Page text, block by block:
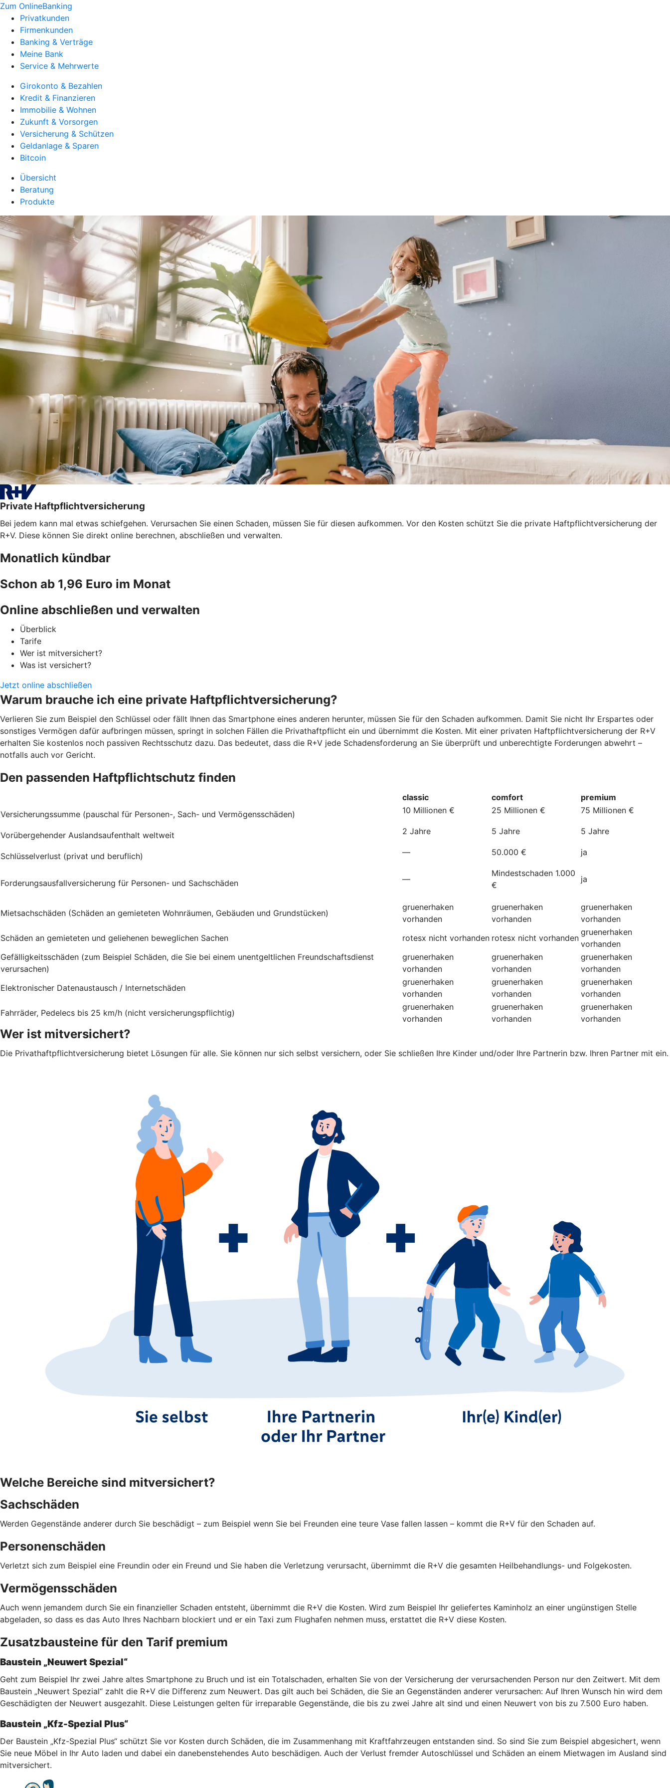
Zum OnlineBanking
Privatkunden
Firmenkunden
Banking & Verträge
Meine Bank
Service & Mehrwerte
Girokonto & Bezahlen
Kredit & Finanzieren
Immobilie & Wohnen
Zukunft & Vorsorgen
Versicherung & Schützen
Geldanlage & Sparen
Bitcoin
Übersicht
Beratung
Produkte
Private Haftpflichtversicherung
Bei jedem kann mal etwas schiefgehen. Verursachen Sie einen Schaden, müssen Sie für diesen aufkommen. Vor den Kosten schützt Sie die private Haftpflichtversicherung der
R+V. Diese können Sie direkt online berechnen, abschließen und verwalten.
Monatlich kündbar
Schon ab 1,96 Euro im Monat
Online abschließen und verwalten
Überblick
Tarife
Wer ist mitversichert?
Was ist versichert?
Jetzt online abschließen
Warum brauche ich eine private Haftpflichtversicherung?
Verlieren Sie zum Beispiel den Schlüssel oder fällt Ihnen das Smartphone eines anderen herunter, müssen Sie für den Schaden aufkommen. Damit Sie nicht Ihr Erspartes oder
sonstiges Vermögen dafür aufbringen müssen, springt in solchen Fällen die Privathaftpflicht ein und übernimmt die Kosten. Mit einer privaten Haftpflichtversicherung der R+V
erhalten Sie kostenlos noch passiven Rechtsschutz dazu. Das bedeutet, dass die R+V jede Schadensforderung an Sie überprüft und unberechtigte Forderungen abwehrt –
notfalls auch vor Gericht.
Den passenden Haftpflichtschutz finden
classic comfort
premium
Versicherungssumme (pauschal für Personen-, Sach- und Vermögensschäden)
10 Millionen € 25 Millionen € 75 Millionen €
Vorübergehender Auslandsaufenthalt weltweit 2 Jahre 5 Jahre 5 Jahre
Schlüsselverlust (privat und beruflich) — 50.000 € ja
Forderungsausfallversicherung für Personen- und Sachschäden —
Mindestschaden 1.000
€
ja
Mietsachschäden (Schäden an gemieteten Wohnräumen, Gebäuden und Grundstücken)
gruenerhaken
vorhanden
gruenerhaken
vorhanden
gruenerhaken
vorhanden
Schäden an gemieteten und geliehenen beweglichen Sachen
rotesx nicht vorhanden rotesx nicht vorhanden
gruenerhaken
vorhanden
Gefälligkeitsschäden (zum Beispiel Schäden, die Sie bei einem unentgeltlichen Freundschaftsdienst
verursachen)
gruenerhaken
vorhanden
gruenerhaken
vorhanden
gruenerhaken
vorhanden
Elektronischer Datenaustausch / Internetschäden
gruenerhaken
vorhanden
gruenerhaken
vorhanden
gruenerhaken
vorhanden
Fahrräder, Pedelecs bis 25 km/h (nicht versicherungspflichtig)
gruenerhaken
vorhanden
gruenerhaken
vorhanden
gruenerhaken
vorhanden
Wer ist mitversichert?
Die Privathaftpflichtversicherung bietet Lösungen für alle. Sie können nur sich selbst versichern, oder Sie schließen Ihre Kinder und/oder Ihre Partnerin bzw. Ihren Partner mit ein.
Welche Bereiche sind mitversichert?
Sachschäden
Werden Gegenstände anderer durch Sie beschädigt – zum Beispiel wenn Sie bei Freunden eine teure Vase fallen lassen – kommt die R+V für den Schaden auf.
Personenschäden
Verletzt sich zum Beispiel eine Freundin oder ein Freund und Sie haben die Verletzung verursacht, übernimmt die R+V die gesamten Heilbehandlungs- und Folgekosten.
Vermögensschäden
Auch wenn jemandem durch Sie ein finanzieller Schaden entsteht, übernimmt die R+V die Kosten. Wird zum Beispiel Ihr geliefertes Kaminholz an einer ungünstigen Stelle
abgeladen, so dass es das Auto Ihres Nachbarn blockiert und er ein Taxi zum Flughafen nehmen muss, erstattet die R+V diese Kosten.
Zusatzbausteine für den Tarif premium
Baustein „Neuwert Spezial“
Geht zum Beispiel Ihr zwei Jahre altes Smartphone zu Bruch und ist ein Totalschaden, erhalten Sie von der Versicherung der verursachenden Person nur den Zeitwert. Mit dem
Baustein „Neuwert Spezial“ zahlt die R+V die Differenz zum Neuwert. Das gilt auch bei Schäden, die Sie an Gegenständen anderer verursachen: Auf Ihren Wunsch hin wird dem
Geschädigten der Neuwert ausgezahlt. Diese Leistungen gelten für irreparable Gegenstände, die bis zu zwei Jahre alt sind und einen Neuwert von bis zu 7.500 Euro haben.
Baustein „Kfz-Spezial Plus“
Der Baustein „Kfz-Spezial Plus“ schützt Sie vor Kosten durch Schäden, die im Zusammenhang mit Kraftfahrzeugen entstanden sind. So sind Sie zum Beispiel abgesichert, wenn
Sie neue Möbel in Ihr Auto laden und dabei ein danebenstehendes Auto beschädigen. Auch der Verlust fremder Autoschlüssel und Schäden an einem Mietwagen im Ausland sind
mitversichert.